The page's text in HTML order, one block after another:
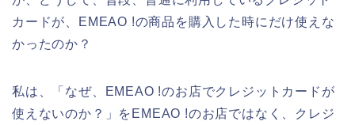
カードが、EMEAO !の商品を購入した時にだけ使えな
かったのか？
私は、「なぜ、EMEAO !のお店でクレジットカードが
使えないのか？」をEMEAO !のお店ではなく、クレジ